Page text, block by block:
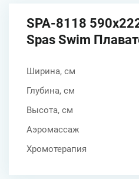
SPA-8118
Spas Swim
Ширина, см
Глубина, см
Высота, см
Аэромассаж
Хромотерапия